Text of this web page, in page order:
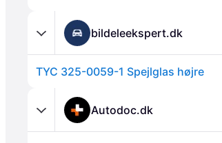
bildeleekspert.dk
TYC 325-0059-1 Spejlglas højre
Autodoc.dk